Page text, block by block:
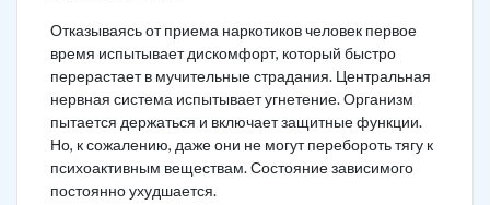
Отказываясь от приема наркотиков человек первое
время испытывает дискомфорт, который быстро
перерастает в мучительные страдания. Центральная
нервная система испытывает угнетение. Организм
пытается держаться и включает защитные функции.
Но, к сожалению, даже они не могут перебороть тягу к
психоактивным веществам. Состояние зависимого
постоянно ухудшается.